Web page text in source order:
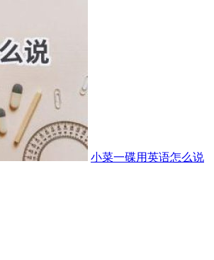
小菜一碟用英语怎么说